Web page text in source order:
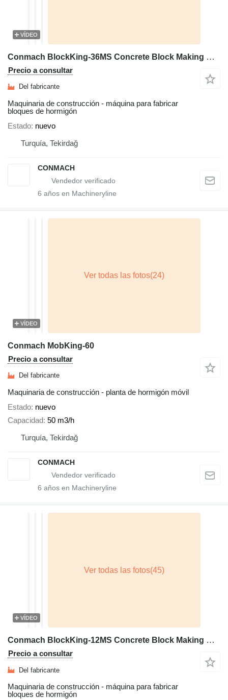
VÍDEO
Conmach BlockKing-36MS Concrete Block Making Machine -12.000 units/shift
Precio a consultar
Del fabricante
Maquinaria de construcción - máquina para fabricar
bloques de hormigón
Estado nuevo
Turquía, Tekirdağ
CONMACH
6 años en Machineryline
VÍDEO
Conmach MobKing-60
Precio a consultar
Del fabricante
Maquinaria de construcción - planta de hormigón móvil
Estado nuevo
Capacidad 50 m3/h
Turquía, Tekirdağ
CONMACH
6 años en Machineryline
VÍDEO
Conmach BlockKing-12MS Concrete Block Making Machine - 4.000 units/shift
Precio a consultar
Del fabricante
Maquinaria de construcción - máquina para fabricar
bloques de hormigón